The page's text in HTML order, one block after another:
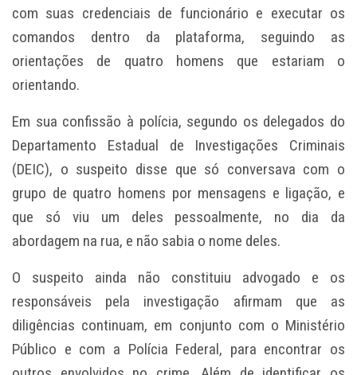
com suas credenciais de funcionário e executar os
comandos dentro da plataforma, seguindo as
orientações de quatro homens que estariam o
orientando.
Em sua confissão à polícia, segundo os delegados do
Departamento Estadual de Investigações Criminais
(DEIC), o suspeito disse que só conversava com o
grupo de quatro homens por mensagens e ligação, e
que só viu um deles pessoalmente, no dia da
abordagem na rua, e não sabia o nome deles.
O suspeito ainda não constituiu advogado e os
responsáveis pela investigação afirmam que as
diligências continuam, em conjunto com o Ministério
Público e com a Polícia Federal, para encontrar os